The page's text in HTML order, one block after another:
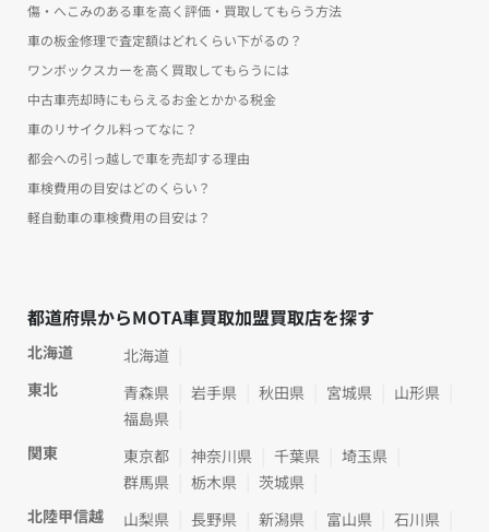
傷・へこみのある車を高く評価・買取してもらう方法
車の板金修理で査定額はどれくらい下がるの？
ワンボックスカーを高く買取してもらうには
中古車売却時にもらえるお金とかかる税金
車のリサイクル料ってなに？
都会への引っ越しで車を売却する理由
車検費用の目安はどのくらい？
軽自動車の車検費用の目安は？
都道府県からMOTA車買取加盟買取店を探す
北海道
北海道
東北
青森県 岩手県 秋田県 宮城県
山形県
福島県
関東
東京都 神奈川県 千葉県
埼玉県
群馬県
栃木県
茨城県
北陸甲信越
山梨県 長野県 新潟県 富山県
石川県